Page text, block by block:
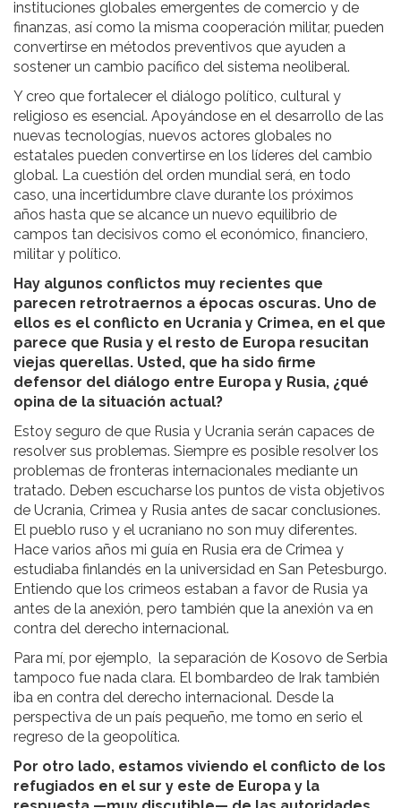
instituciones globales emergentes de comercio y de
finanzas, así como la misma cooperación militar, pueden
convertirse en métodos preventivos que ayuden a
sostener un cambio pacífico del sistema neoliberal.
Y creo que fortalecer el diálogo político, cultural y
religioso es esencial. Apoyándose en el desarrollo de las
nuevas tecnologías, nuevos actores globales no
estatales pueden convertirse en los líderes del cambio
global. La cuestión del orden mundial será, en todo
caso, una incertidumbre clave durante los próximos
años hasta que se alcance un nuevo equilibrio de
campos tan decisivos como el económico, financiero,
militar y político.
Hay algunos conflictos muy recientes que
parecen retrotraernos a épocas oscuras. Uno de
ellos es el conflicto en Ucrania y Crimea, en el que
parece que Rusia y el resto de Europa resucitan
viejas querellas. Usted, que ha sido firme
defensor del diálogo entre Europa y Rusia, ¿qué
opina de la situación actual?
Estoy seguro de que Rusia y Ucrania serán capaces de
resolver sus problemas. Siempre es posible resolver los
problemas de fronteras internacionales mediante un
tratado. Deben escucharse los puntos de vista objetivos
de Ucrania, Crimea y Rusia antes de sacar conclusiones.
El pueblo ruso y el ucraniano no son muy diferentes.
Hace varios años mi guía en Rusia era de Crimea y
estudiaba finlandés en la universidad en San Petesburgo.
Entiendo que los crimeos estaban a favor de Rusia ya
antes de la anexión, pero también que la anexión va en
contra del derecho internacional.
Para mí, por ejemplo, la separación de Kosovo de Serbia
tampoco fue nada clara. El bombardeo de Irak también
iba en contra del derecho internacional. Desde la
perspectiva de un país pequeño, me tomo en serio el
regreso de la geopolítica.
Por otro lado, estamos viviendo el conflicto de los
refugiados en el sur y este de Europa y la